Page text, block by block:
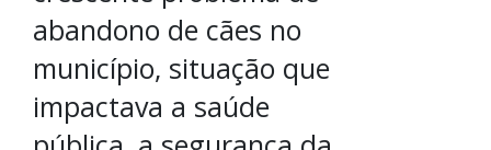
abandono de cães no
município, situação que
impactava a saúde